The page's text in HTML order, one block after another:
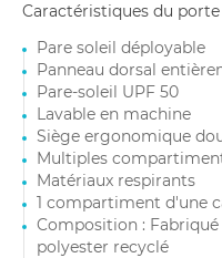
Caractéristiques du porte
Pare soleil déployable
Panneau dorsal
Pare-soleil UPF 50
Lavable en machine
Siège ergonomique
Multiples
Matériaux respirants
1 compartiment d'une
Composition : Fabriqué
polyester recyclé